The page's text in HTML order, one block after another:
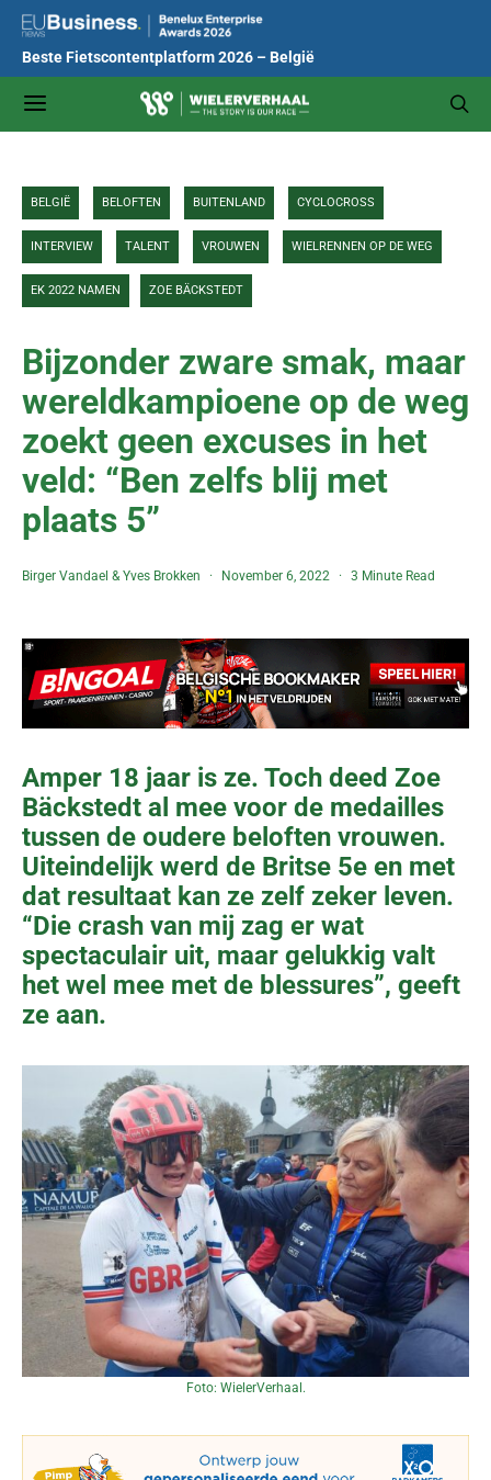
Beste Fietscontentplatform 2026 – België
BELGIË BELOFTEN BUITENLAND CYCLOCROSS
INTERVIEW TALENT VROUWEN WIELRENNEN OP DE WEG
EK 2022 NAMEN ZOE BÄCKSTEDT
Bijzonder zware smak, maar
wereldkampioene op de weg
zoekt geen excuses in het
veld: “Ben zelfs blij met
plaats 5”
Birger Vandael &Yves Brokken November 6, 2022 3 Minute Read
Amper 18 jaar is ze. Toch deed Zoe
Bäckstedt al mee voor de medailles
tussen de oudere beloften vrouwen.
Uiteindelijk werd de Britse 5e en met
dat resultaat kan ze zelf zeker leven.
“Die crash van mij zag er wat
spectaculair uit, maar gelukkig valt
het wel mee met de blessures”, geeft
ze aan.
Foto: WielerVerhaal.